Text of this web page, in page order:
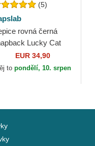
(5)
rovná černá
Lucky Cat
Maneki-Neko
EUR 34,90
topondělí, 10. srpen